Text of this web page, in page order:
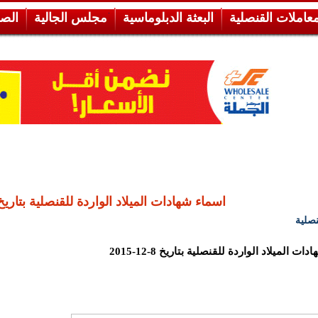
القنصلية البعثة الدبلوماسية مجلس الجالية
‏اسماء شهادات الميلاد الواردة للقنصلية بتاريخ 8-12-
الميلاد الواردة للقنصلية بتاريخ 8-12-2015‏